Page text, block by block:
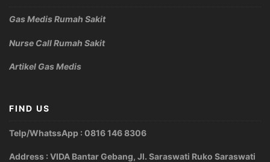
Gas Medis Rumah Sakit
Nurse Call Rumah Sakit
Artikel Gas Medis
FIND US
Telp/WhatssApp : 0816 146 8306
Address : VIDA Bantar Gebang, Jl. Saraswati Ruko Saraswati